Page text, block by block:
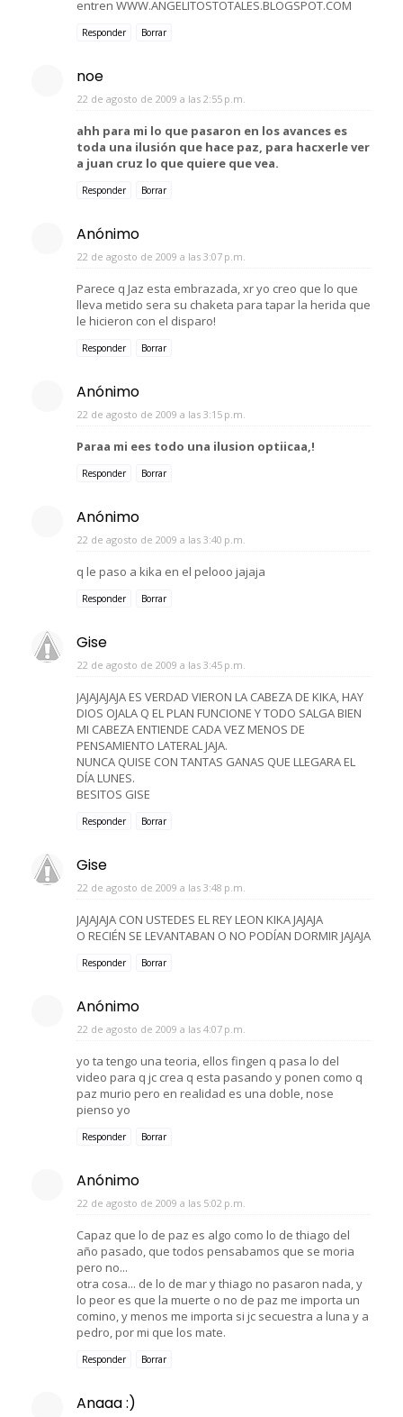
entren WWW.ANGELITOSTOTALES.BLOGSPOT.COM
Responder Borrar
noe
22 de agosto de 2009 a las 2:55 p.m.
ahh para mi lo que pasaron en los avances es
toda una ilusión que hace paz, para hacxerle ver
a juan cruz lo que quiere que vea.
Responder Borrar
Anónimo
22 de agosto de 2009 a las 3:07 p.m.
Parece q Jaz esta embrazada, xr yo creo que lo que
lleva metido sera su chaketa para tapar la herida que
le hicieron con el disparo!
Responder Borrar
Anónimo
22 de agosto de 2009 a las 3:15 p.m.
Paraa mi ees todo una ilusion optiicaa,!
Responder Borrar
Anónimo
22 de agosto de 2009 a las 3:40 p.m.
q le paso a kika en el pelooo jajaja
Responder Borrar
Gise
22 de agosto de 2009 a las 3:45 p.m.
JAJAJAJAJA ES VERDAD VIERON LA CABEZA DE KIKA, HAY
DIOS OJALA Q EL PLAN FUNCIONE Y TODO SALGA BIEN
MI CABEZA ENTIENDE CADA VEZ MENOS DE
PENSAMIENTO LATERAL JAJA.
NUNCA QUISE CON TANTAS GANAS QUE LLEGARA EL
DÍA LUNES.
BESITOS GISE
Responder Borrar
Gise
22 de agosto de 2009 a las 3:48 p.m.
JAJAJAJA CON USTEDES EL REY LEON KIKA JAJAJA
O RECIÉN SE LEVANTABAN O NO PODÍAN DORMIR JAJAJA
Responder Borrar
Anónimo
22 de agosto de 2009 a las 4:07 p.m.
yo ta tengo una teoria, ellos fingen q pasa lo del
video para q jc crea q esta pasando y ponen como q
paz murio pero en realidad es una doble, nose
pienso yo
Responder Borrar
Anónimo
22 de agosto de 2009 a las 5:02 p.m.
Capaz que lo de paz es algo como lo de thiago del
año pasado, que todos pensabamos que se moria
pero no...
otra cosa... de lo de mar y thiago no pasaron nada, y
lo peor es que la muerte o no de paz me importa un
comino, y menos me importa si jc secuestra a luna y a
pedro, por mi que los mate.
Responder Borrar
Anaaa :)